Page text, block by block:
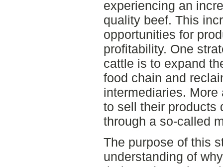
experiencing an
quality beef. This
opportunities for
profitability. One
cattle is to expand
food chain and
intermediaries.
to sell their products
through a so-called
The purpose of this
understanding of